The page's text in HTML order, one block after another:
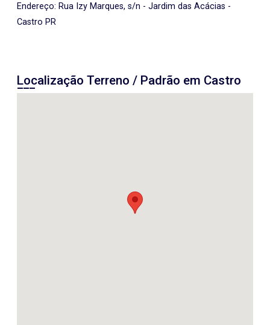
Endereço: Rua Izy Marques, s/n - Jardim das Acácias -
Castro PR
Localização Terreno / Padrão em Castro